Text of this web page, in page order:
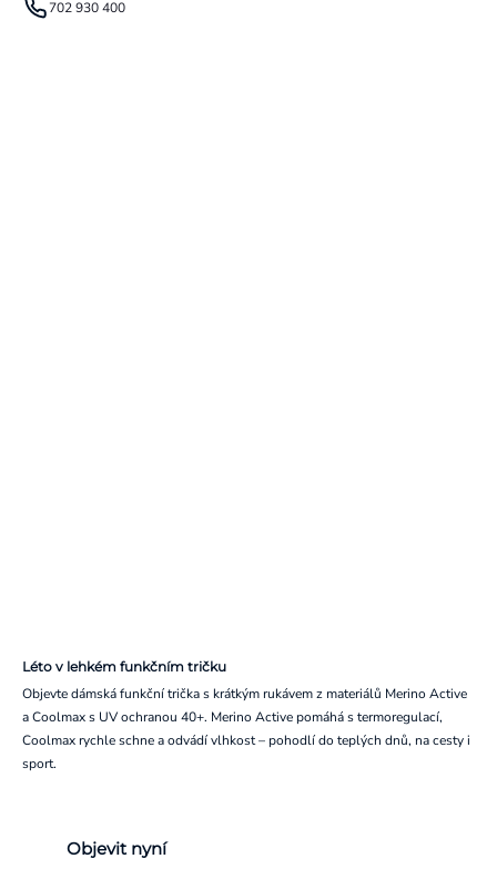
702 930 400
Léto v lehkém funkčním tričku
Objevte dámská funkční trička s krátkým rukávem z materiálů Merino Active
a Coolmax s UV ochranou 40+. Merino Active pomáhá s termoregulací,
Coolmax rychle schne a odvádí vlhkost – pohodlí do teplých dnů, na cesty i
sport.
Objevit nyní